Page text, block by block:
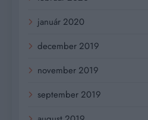
január 2020
december 2019
november 2019
september 2019